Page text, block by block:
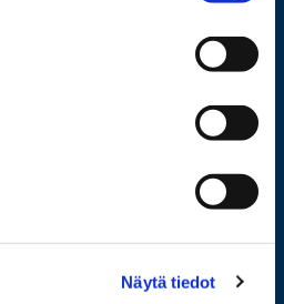
Näytä tiedot